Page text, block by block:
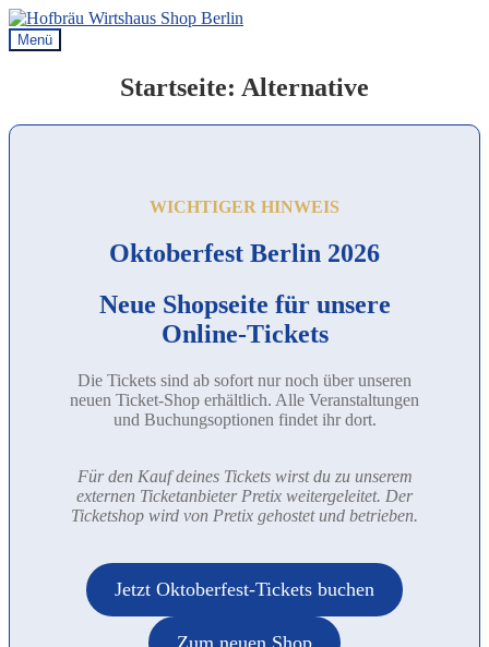
Zur
Navigation
springen
Zum
Inhalt
springen
Menü
Startseite: Alternative
WICHTIGER HINWEIS
Oktober­fest Berlin 2026
Neue Shopseite für unsere
Online-Tickets
Die Tickets sind ab sofort nur noch über unseren
neuen Ticket-Shop erhältlich. Alle Veranstaltungen
und Buchungsoptionen findet ihr dort.
Für den Kauf deines Tickets wirst du zu unserem
externen Ticketanbieter Pretix weitergeleitet. Der
Ticketshop wird von Pretix gehostet und betrieben.
Jetzt Oktoberfest-Tickets buchen
Zum neuen Shop